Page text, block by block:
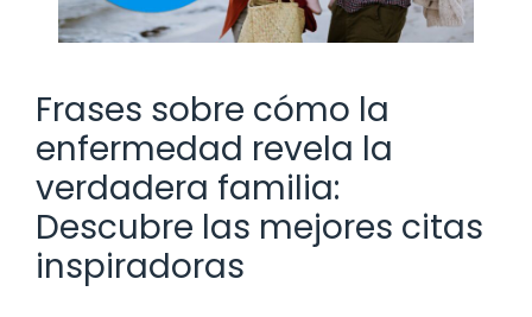
Frases sobre cómo la
enfermedad revela la
verdadera familia:
Descubre las mejores citas
inspiradoras